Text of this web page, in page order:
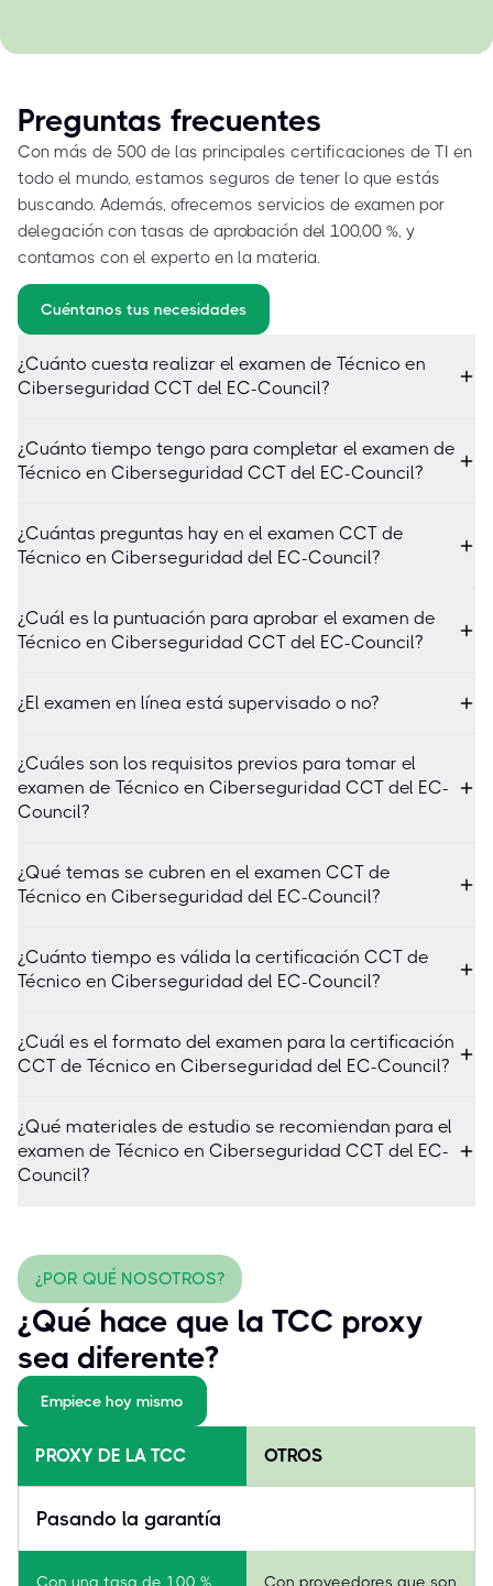
Preguntas frecuentes
Con más de 500 de las principales certificaciones de TI en
todo el mundo, estamos seguros de tener lo que estás
buscando. Además, ofrecemos servicios de examen por
delegación con tasas de aprobación del 100,00 %, y
contamos con el experto en la materia.
Cuéntanos tus necesidades
¿Cuánto cuesta realizar el examen de Técnico en
Ciberseguridad CCT del EC-Council?
¿Cuánto tiempo tengo para completar el examen de
Técnico en Ciberseguridad CCT del EC-Council?
¿Cuántas preguntas hay en el examen CCT de
Técnico en Ciberseguridad del EC-Council?
¿Cuál es la puntuación para aprobar el examen de
Técnico en Ciberseguridad CCT del EC-Council?
¿El examen en línea está supervisado o no?
¿Cuáles son los requisitos previos para tomar el
examen de Técnico en Ciberseguridad CCT del EC-
Council?
¿Qué temas se cubren en el examen CCT de
Técnico en Ciberseguridad del EC-Council?
¿Cuánto tiempo es válida la certificación CCT de
Técnico en Ciberseguridad del EC-Council?
¿Cuál es el formato del examen para la certificación
CCT de Técnico en Ciberseguridad del EC-Council?
¿Qué materiales de estudio se recomiendan para el
examen de Técnico en Ciberseguridad CCT del EC-
Council?
¿POR QUÉ NOSOTROS?
¿Qué hace que la TCC proxy
sea diferente?
Empiece hoy mismo
PROXY DE LA TCC OTROS
Pasando la garantía
Con una tasa de 100 % Con proveedores que son